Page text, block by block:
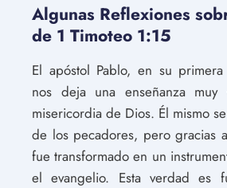
Algunas Reflexiones
de 1 Timoteo 1:15
El apóstol Pablo, en su
nos deja una enseñanza muy
misericordia de Dios. Él mismo
de los pecadores, pero gracias
fue transformado en un
el evangelio. Esta verdad es